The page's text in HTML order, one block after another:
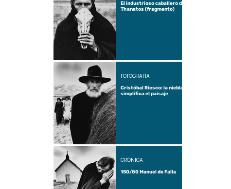
El industrioso caballero de
Thanatos (fragmento)
Cristóbal Riesco: la niebla
simplifica el paisaje
FOTOGRAFÍA
150/80 Manuel de Falla
CRÓNICA